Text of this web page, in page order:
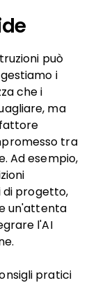
può
i
che i
ma
tra
Ad esempio,
di progetto,
un'attenta
l'AI
pratici